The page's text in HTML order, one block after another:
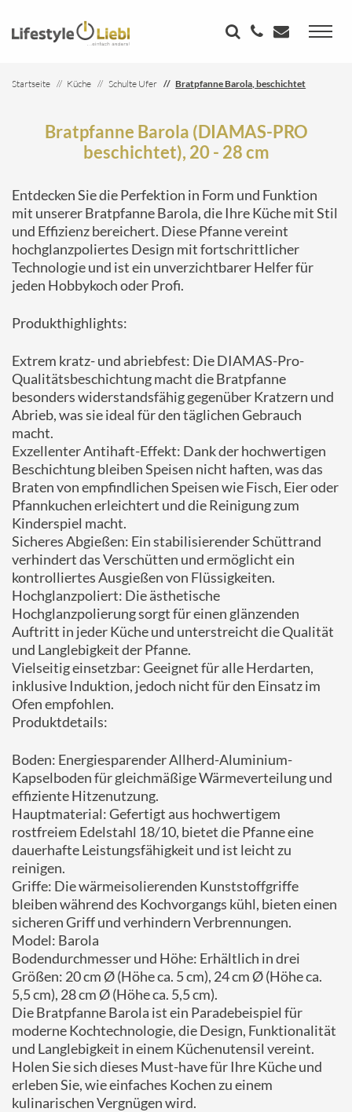
Startseite Küche Schulte Ufer Bratpfanne Barola, beschichtet
Bratpfanne Barola (DIAMAS-PRO
beschichtet), 20 - 28 cm
Entdecken Sie die Perfektion in Form und Funktion
mit unserer Bratpfanne Barola, die Ihre Küche mit Stil
und Effizienz bereichert. Diese Pfanne vereint
hochglanzpoliertes Design mit fortschrittlicher
Technologie und ist ein unverzichtbarer Helfer für
jeden Hobbykoch oder Profi.
Produkthighlights:
Extrem kratz- und abriebfest: Die DIAMAS-Pro-
Qualitätsbeschichtung macht die Bratpfanne
besonders widerstandsfähig gegenüber Kratzern und
Abrieb, was sie ideal für den täglichen Gebrauch
macht.
Exzellenter Antihaft-Effekt: Dank der hochwertigen
Beschichtung bleiben Speisen nicht haften, was das
Braten von empfindlichen Speisen wie Fisch, Eier oder
Pfannkuchen erleichtert und die Reinigung zum
Kinderspiel macht.
Sicheres Abgießen: Ein stabilisierender Schüttrand
verhindert das Verschütten und ermöglicht ein
kontrolliertes Ausgießen von Flüssigkeiten.
Hochglanzpoliert: Die ästhetische
Hochglanzpolierung sorgt für einen glänzenden
Auftritt in jeder Küche und unterstreicht die Qualität
und Langlebigkeit der Pfanne.
Vielseitig einsetzbar: Geeignet für alle Herdarten,
inklusive Induktion, jedoch nicht für den Einsatz im
Ofen empfohlen.
Produktdetails:
Boden: Energiesparender Allherd-Aluminium-
Kapselboden für gleichmäßige Wärmeverteilung und
effiziente Hitzenutzung.
Hauptmaterial: Gefertigt aus hochwertigem
rostfreiem Edelstahl 18/10, bietet die Pfanne eine
dauerhafte Leistungsfähigkeit und ist leicht zu
reinigen.
Griffe: Die wärmeisolierenden Kunststoffgriffe
bleiben während des Kochvorgangs kühl, bieten einen
sicheren Griff und verhindern Verbrennungen.
Model: Barola
Bodendurchmesser und Höhe: Erhältlich in drei
Größen: 20 cm Ø (Höhe ca. 5 cm), 24 cm Ø (Höhe ca.
5,5 cm), 28 cm Ø (Höhe ca. 5,5 cm).
Die Bratpfanne Barola ist ein Paradebeispiel für
moderne Kochtechnologie, die Design, Funktionalität
und Langlebigkeit in einem Küchenutensil vereint.
Holen Sie sich dieses Must-have für Ihre Küche und
erleben Sie, wie einfaches Kochen zu einem
kulinarischen Vergnügen wird.